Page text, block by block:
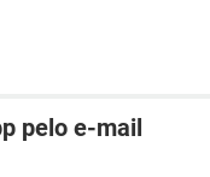
pelo e-mail